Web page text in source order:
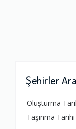
Şehirler
Oluşturma
Taşınma Tarihi